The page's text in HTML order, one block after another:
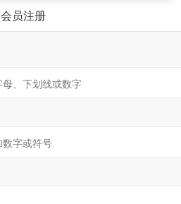
会员注册